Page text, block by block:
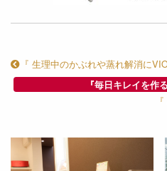
『 生理中のかぶれや蒸れ解消に
『毎日キレイを作